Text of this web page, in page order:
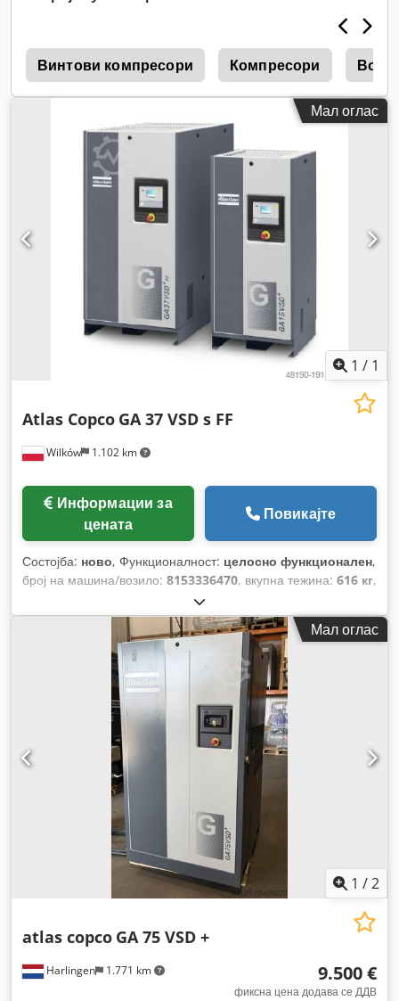
Винтови компресори Компресори
Мал оглас
1 / 1
Wilków 1.102 km
Atlas Copco GA 37 VSD s FF
цената
Повикајте
Состојба: ново, Функционалност: целосно функционален,
број на машина/возило: 8153336470, вкупна тежина: 616 кг,
399 m³/ч, притисок (мин.):
притисок (макс.):13 греда, ниво на бучава:67 dB, тип на
воздух , Опрема:Достапна табличка со
податоци, документација / прирачник, фрижидер за
Мал оглас
1 /2
Harlingen 1.771 km
atlas copco GA 75 VSD +
9.500 €
фиксна цена додава се ДДВ